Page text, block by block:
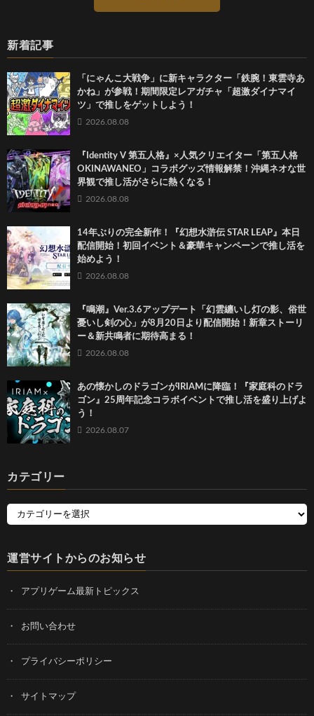
新着記事
「にゃんこ大戦争」に新キャラクター「鉄腕！東雲寺あ
かね」が参戦！期間限定レアガチャ「超激ダイナマイ
ツ」で推しをゲットしよう！
2026.08.08
『Identity V 第五人格』×人気クリエイター「第五人格
OKINAWANEO」コラボグッズ情報解禁！沖縄ネオな世
界観で推し活がさらに熱くなる！
2026.08.08
14年ぶりの完全新作！『幻想水滸伝 STAR LEAP』本日
配信開始！初回イベント＆豪華キャンペーンで推し活を
始めよう！
2026.08.08
『鳴潮』Ver.3.6アップデート「幻雲纏いし灯の影、俗世
憂いし剣の心」が8月20日より配信開始！新章ストーリ
ー＆新共鳴者に期待高まる！
2026.08.08
あの懐かしのドラゴンがIRIAMに降臨！『家庭科のドラ
ゴン』25周年記念コラボイベントで推し活を盛り上げよ
う！
2026.08.07
カテゴリー
運営サイトからのお知らせ
アプリゲーム最新トピックス
お問い合わせ
プライバシーポリシー
サイトマップ